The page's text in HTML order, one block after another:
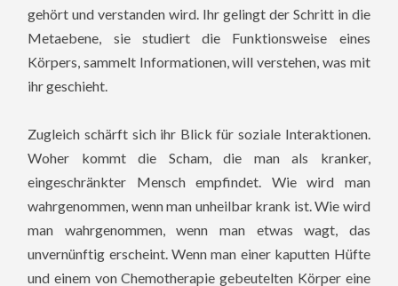
gehört und verstanden wird. Ihr gelingt der Schritt in die
Metaebene, sie studiert die Funktionsweise eines
Körpers, sammelt Informationen, will verstehen, was mit
ihr geschieht.
Zugleich schärft sich ihr Blick für soziale Interaktionen.
Woher kommt die Scham, die man als kranker,
eingeschränkter Mensch empfindet. Wie wird man
wahrgenommen, wenn man unheilbar krank ist. Wie wird
man wahrgenommen, wenn man etwas wagt, das
unvernünftig erscheint. Wenn man einer kaputten Hüfte
und einem von Chemotherapie gebeutelten Körper eine